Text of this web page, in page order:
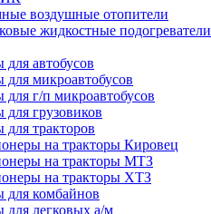
воздушные отопители
жидкостные подогреватели
автобусов
микроавтобусов
г/п микроавтобусов
грузовиков
тракторов
на тракторы Кировец
на тракторы МТЗ
на тракторы ХТЗ
комбайнов
легковых а/м